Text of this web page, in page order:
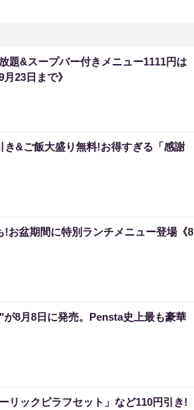
題&スープバー付きメニュー1111円は
23日まで》
き&ご飯大盛り無料!お得すぎる「感謝
!お盆期間に特別ランチメニュー登場《8
8月8日に発売。Pensta史上最も豪華
リックピラフセット」など110円引き!